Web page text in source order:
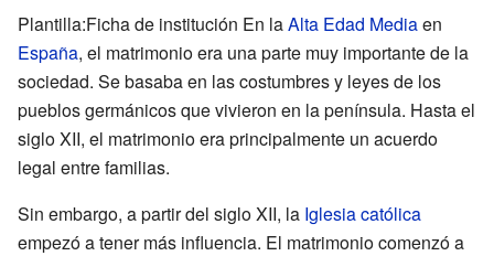
Plantilla:Ficha de institución En laAlta Edad Mediaen
España, el matrimonio era una parte muy importante de la
sociedad. Se basaba en las costumbres y leyes de los
pueblos germánicos que vivieron en la península. Hasta el
siglo XII, el matrimonio era principalmente un acuerdo
legal entre familias.
Sin embargo, a partir del siglo XII, la Iglesia católica
empezó a tener más influencia. El matrimonio comenzó a